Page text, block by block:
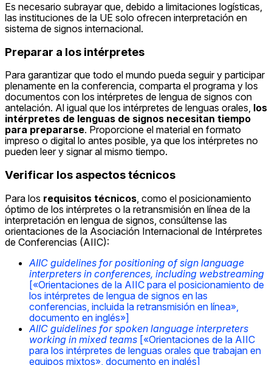
Es necesario subrayar que, debido a limitaciones logísticas,
las instituciones de la UE solo ofrecen interpretación en
sistema de signos internacional.
Preparar a los intérpretes
Para garantizar que todo el mundo pueda seguir y participar
plenamente en la conferencia, comparta el programa y los
documentos con los intérpretes de lengua de signos con
antelación. Al igual que los intérpretes de lenguas orales, los
intérpretes de lenguas de signos necesitan tiempo
para prepararse. Proporcione el material en formato
impreso o digital lo antes posible, ya que los intérpretes no
pueden leer y signar al mismo tiempo.
Verificar los aspectos técnicos
Para los requisitos técnicos , como el posicionamiento
óptimo de los intérpretes o la retransmisión en línea de la
interpretación en lengua de signos, consúltense las
orientaciones de la Asociación Internacional de Intérpretes
de Conferencias (AIIC):
AIIC guidelines for positioning of sign language
interpreters in conferences, including webstreaming
[«Orientaciones de la AIIC para el posicionamiento de
los intérpretes de lengua de signos en las
conferencias, incluida la retransmisión en línea»,
documento en inglés»]
AIIC guidelines for spoken language interpreters
working in mixed teams [«Orientaciones de la AIIC
para los intérpretes de lenguas orales que trabajan en
equipos mixtos», documento en inglés]